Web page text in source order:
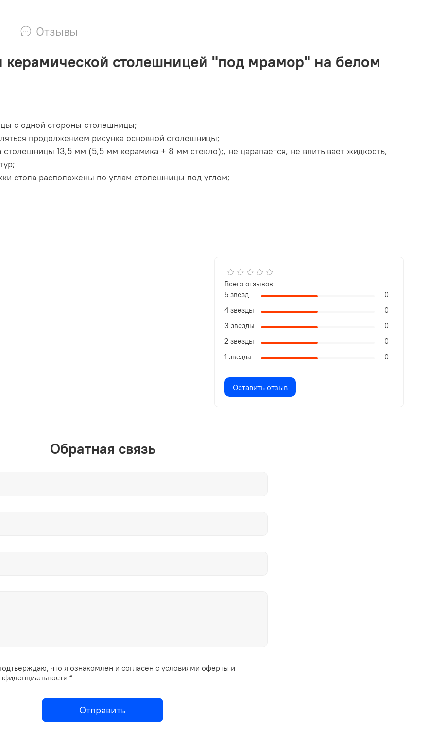
Отзывы
керамической столешницей "под мрамор" на белом
с одной стороны столешницы;
продолжением рисунка основной столешницы;
13,5 мм (5,5 мм керамика + 8 мм стекло);, не царапается, не впитывает жидкость,
стола расположены по углам столешницы под углом;
Всего отзывов
5 звезд
0
4 звезды
0
3 звезды
0
2 звезды
0
1 звезда
0
Оставить отзыв
Обратная связь
что я ознакомлен и согласен с условиями оферты и
*
Отправить